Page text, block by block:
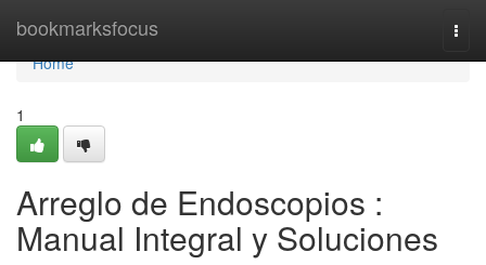
bookmarksfocus
Home
Home
1
Arreglo de Endoscopios :
Manual Integral y Soluciones